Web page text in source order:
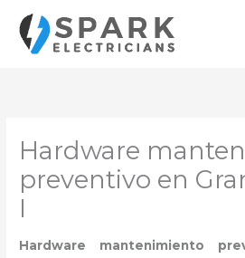
contenido
Hardware
preventivo en
I
Hardware mantenimiento